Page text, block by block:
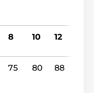
8 10 12
75 80 88